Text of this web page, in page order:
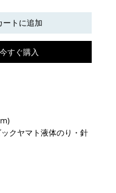
ートに追加
今すぐ購入
クヤマト液体のり・針